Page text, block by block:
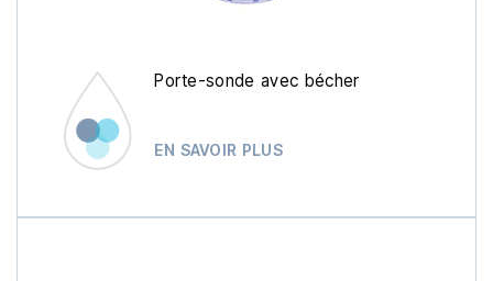
Porte-sonde avec bécher
EN SAVOIR PLUS